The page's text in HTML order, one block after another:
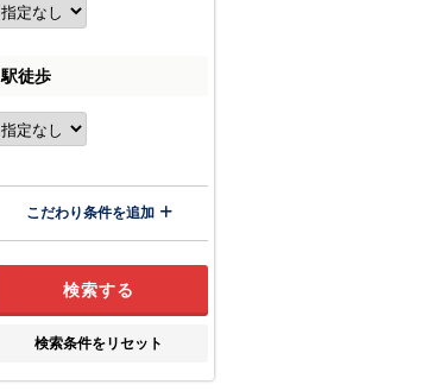
駅徒歩
こだわり条件を追加
検索条件をリセット